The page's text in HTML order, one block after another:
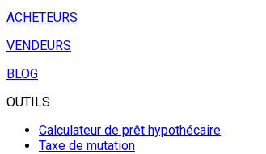
ACHETEURS
VENDEURS
BLOG
OUTILS
Calculateur de prêt hypothécaire
Taxe de mutation